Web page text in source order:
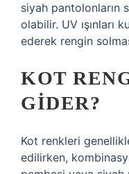
siyah pantolonların
olabilir. UV ışınları
ederek rengin
KOT
GIDER?
Kot renkleri
edilirken,